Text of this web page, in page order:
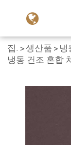
집. 생산품
냉
냉동 건조 혼합